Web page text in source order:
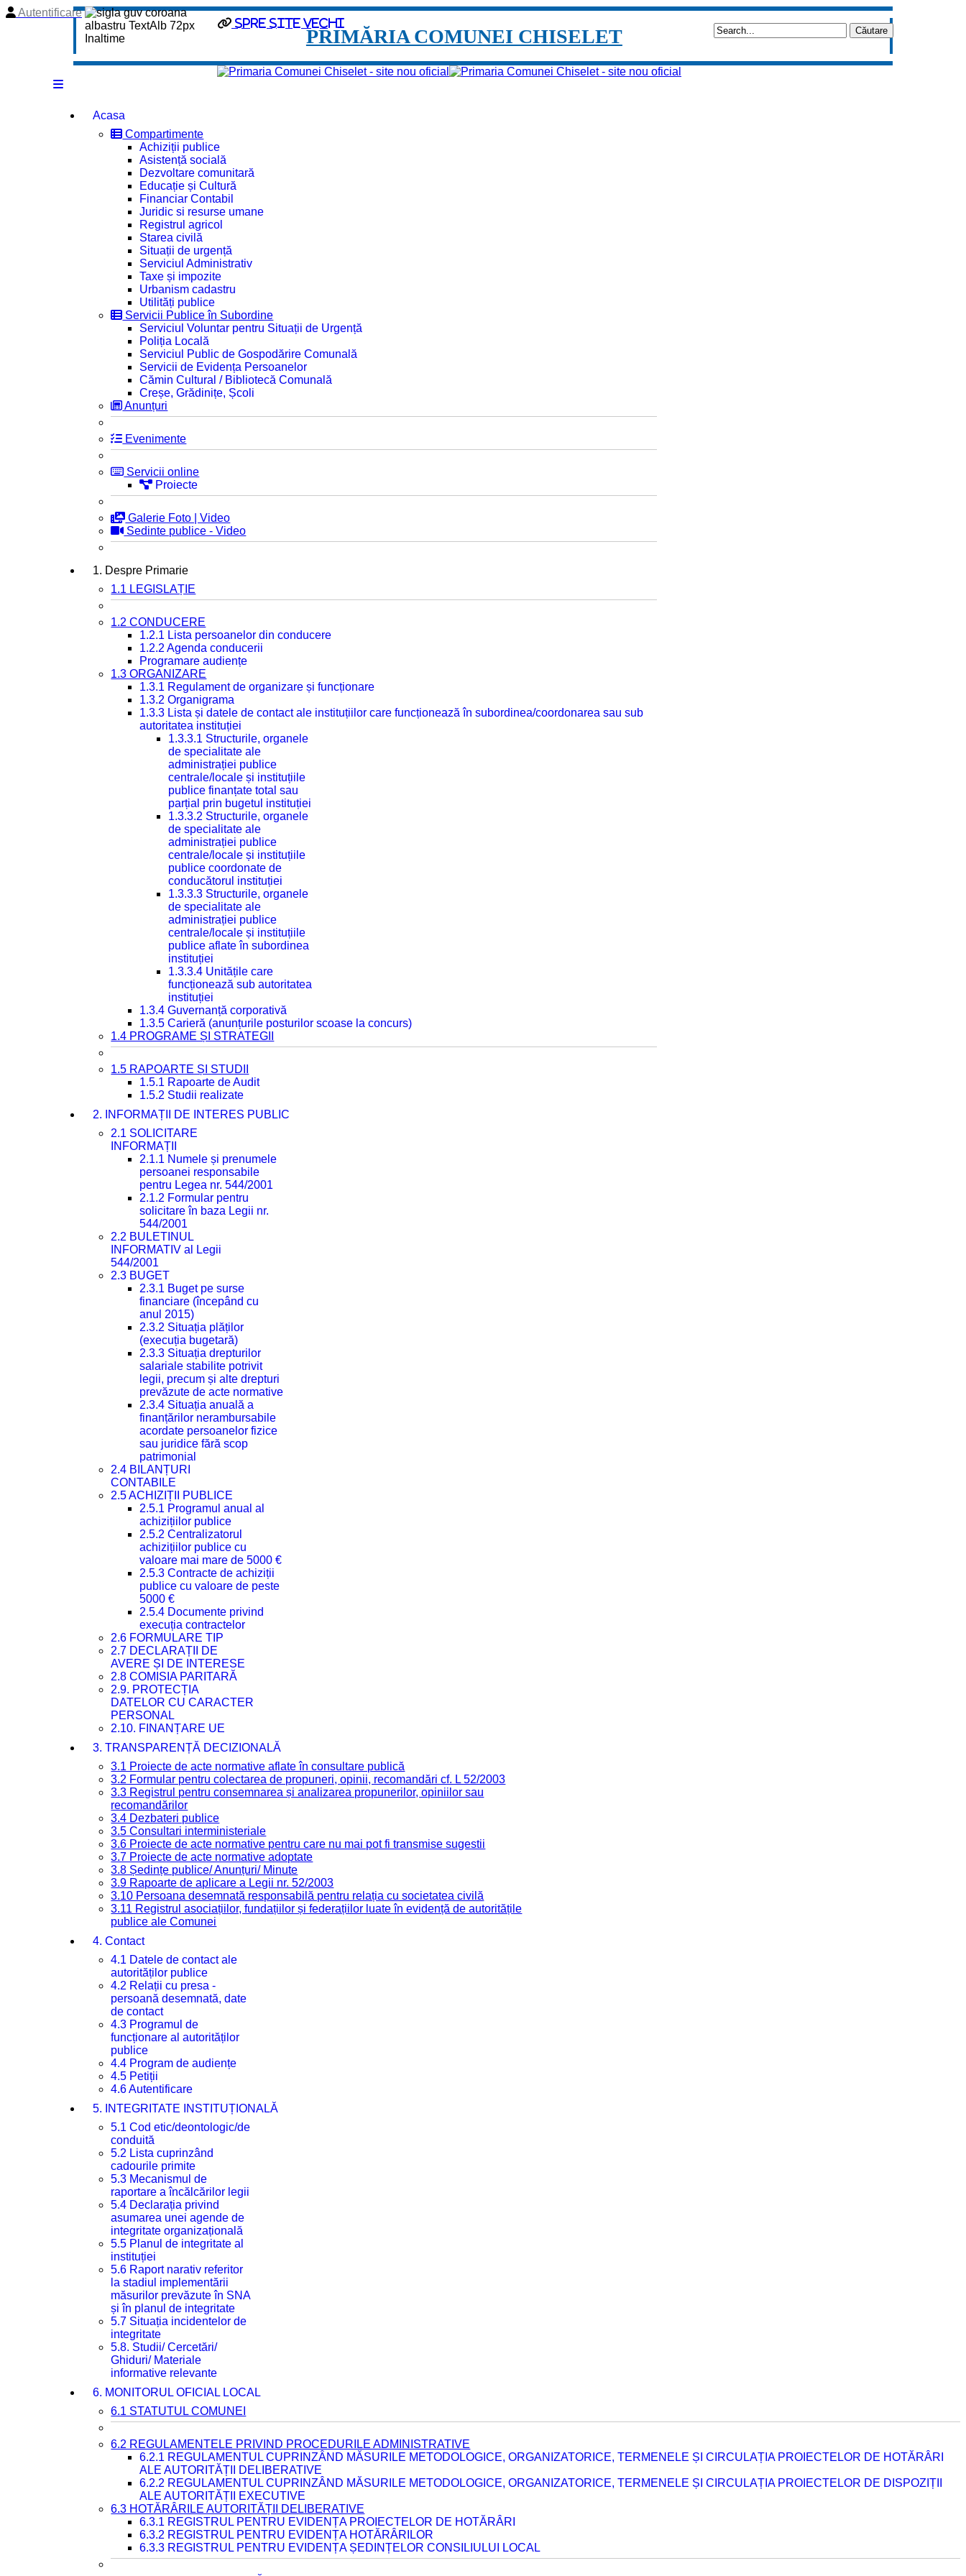
Spre site vechi
Autentificare
PRIMĂRIA COMUNEI CHISELET
Acasa
Compartimente
Achiziții publice
Asistență socială
Dezvoltare comunitară
Educație și Cultură
Financiar Contabil
Juridic si resurse umane
Registrul agricol
Starea civilă
Situații de urgență
Serviciul Administrativ
Taxe și impozite
Urbanism cadastru
Utilități publice
Servicii Publice în Subordine
Serviciul Voluntar pentru Situații de Urgență
Poliția Locală
Serviciul Public de Gospodărire Comunală
Servicii de Evidența Persoanelor
Cămin Cultural / Bibliotecă Comunală
Creșe, Grădinițe, Școli
Anunțuri
Evenimente
Servicii online
Proiecte
Galerie Foto | Video
Sedinte publice - Video
1. Despre Primarie
1.1 LEGISLAȚIE
1.2 CONDUCERE
1.2.1 Lista persoanelor din conducere
1.2.2 Agenda conducerii
Programare audiențe
1.3 ORGANIZARE
1.3.1 Regulament de organizare și funcționare
1.3.2 Organigrama
1.3.3 Lista și datele de contact ale instituțiilor care funcționează în subordinea/coordonarea sau sub
autoritatea instituției
1.3.3.1 Structurile, organele
de specialitate ale
administrației publice
centrale/locale și instituțiile
publice finanțate total sau
parțial prin bugetul instituției
1.3.3.2 Structurile, organele
de specialitate ale
administrației publice
centrale/locale și instituțiile
publice coordonate de
conducătorul instituției
1.3.3.3 Structurile, organele
de specialitate ale
administrației publice
centrale/locale și instituțiile
publice aflate în subordinea
instituției
1.3.3.4 Unitățile care
funcționează sub autoritatea
instituției
1.3.4 Guvernanță corporativă
1.3.5 Carieră (anunțurile posturilor scoase la concurs)
1.4 PROGRAME ȘI STRATEGII
1.5 RAPOARTE ȘI STUDII
1.5.1 Rapoarte de Audit
1.5.2 Studii realizate
2. INFORMAȚII DE INTERES PUBLIC
2.1 SOLICITARE
INFORMAȚII
2.1.1 Numele și prenumele
persoanei responsabile
pentru Legea nr. 544/2001
2.1.2 Formular pentru
solicitare în baza Legii nr.
544/2001
2.2 BULETINUL
INFORMATIV al Legii
544/2001
2.3 BUGET
2.3.1 Buget pe surse
financiare (începând cu
anul 2015)
2.3.2 Situația plăților
(execuția bugetară)
2.3.3 Situația drepturilor
salariale stabilite potrivit
legii, precum și alte drepturi
prevăzute de acte normative
2.3.4 Situația anuală a
finanțărilor nerambursabile
acordate persoanelor fizice
sau juridice fără scop
patrimonial
2.4 BILANȚURI
CONTABILE
2.5 ACHIZIȚII PUBLICE
2.5.1 Programul anual al
achizițiilor publice
2.5.2 Centralizatorul
achizițiilor publice cu
valoare mai mare de 5000 €
2.5.3 Contracte de achiziții
publice cu valoare de peste
5000 €
2.5.4 Documente privind
execuția contractelor
2.6 FORMULARE TIP
2.7 DECLARAȚII DE
AVERE ȘI DE INTERESE
2.8 COMISIA PARITARĂ
2.9. PROTECȚIA
DATELOR CU CARACTER
PERSONAL
2.10. FINANȚARE UE
3. TRANSPARENȚĂ DECIZIONALĂ
3.1 Proiecte de acte normative aflate în consultare publică
3.2 Formular pentru colectarea de propuneri, opinii, recomandări cf. L 52/2003
3.3 Registrul pentru consemnarea și analizarea propunerilor, opiniilor sau
recomandărilor
3.4 Dezbateri publice
3.5 Consultari interministeriale
3.6 Proiecte de acte normative pentru care nu mai pot fi transmise sugestii
3.7 Proiecte de acte normative adoptate
3.8 Ședințe publice/ Anunțuri/ Minute
3.9 Rapoarte de aplicare a Legii nr. 52/2003
3.10 Persoana desemnată responsabilă pentru relația cu societatea civilă
3.11 Registrul asociațiilor, fundațiilor și federațiilor luate în evidență de autoritățile
publice ale Comunei
4. Contact
4.1 Datele de contact ale
autorităților publice
4.2 Relații cu presa -
persoană desemnată, date
de contact
4.3 Programul de
funcționare al autorităților
publice
4.4 Program de audiențe
4.5 Petiții
4.6 Autentificare
5. INTEGRITATE INSTITUȚIONALĂ
5.1 Cod etic/deontologic/de
conduită
5.2 Lista cuprinzând
cadourile primite
5.3 Mecanismul de
raportare a încălcărilor legii
5.4 Declarația privind
asumarea unei agende de
integritate organizațională
5.5 Planul de integritate al
instituției
5.6 Raport narativ referitor
la stadiul implementării
măsurilor prevăzute în SNA
și în planul de integritate
5.7 Situația incidentelor de
integritate
5.8. Studii/ Cercetări/
Ghiduri/ Materiale
informative relevante
6. MONITORUL OFICIAL LOCAL
6.1 STATUTUL COMUNEI
6.2 REGULAMENTELE PRIVIND PROCEDURILE ADMINISTRATIVE
6.2.1 REGULAMENTUL CUPRINZÂND MĂSURILE METODOLOGICE, ORGANIZATORICE, TERMENELE ȘI CIRCULAȚIA PROIECTELOR DE HOTĂRÂRI
ALE AUTORITĂȚII DELIBERATIVE
6.2.2 REGULAMENTUL CUPRINZÂND MĂSURILE METODOLOGICE, ORGANIZATORICE, TERMENELE ȘI CIRCULAȚIA PROIECTELOR DE DISPOZIȚII
ALE AUTORITĂȚII EXECUTIVE
6.3 HOTĂRÂRILE AUTORITĂȚII DELIBERATIVE
6.3.1 REGISTRUL PENTRU EVIDENȚA PROIECTELOR DE HOTĂRÂRI
6.3.2 REGISTRUL PENTRU EVIDENȚA HOTĂRÂRILOR
6.3.3 REGISTRUL PENTRU EVIDENȚA ȘEDINȚELOR CONSILIULUI LOCAL